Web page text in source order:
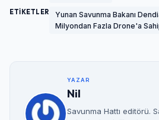
ETİKETLER
Yunan Savunma Bakanı
Milyondan Fazla Drone'a
YAZAR
Nil
Savunma Hattı editörü.